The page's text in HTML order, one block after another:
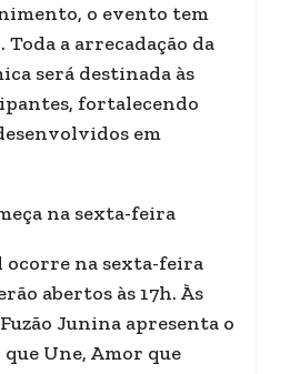
o evento tem
a arrecadação da
será destinada às
fortalecendo
em
na sexta-feira
ocorre na sexta-feira
abertos às 17h. Às
Junina apresenta o
que Une, Amor que